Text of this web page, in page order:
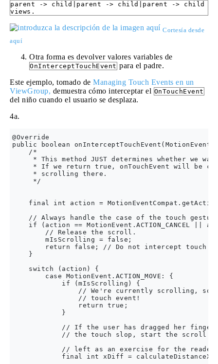
parent -> child|parent -> child|parent -> child
views.
Cortesía desde
aquí
Otra forma es devolver valores variables de
OnInterceptTouchEvent para el padre.
Este ejemplo, tomado de Managing Touch Events en un
ViewGroup, demuestra cómo interceptar el OnTouchEvent
del niño cuando el usuario se desplaza.
4a.
@Override
public boolean onInterceptTouchEvent(MotionEvent
    /*
* This method JUST determines whether we
* If we return true, onTouchEvent will be
     * scrolling there.
     */
final int action =
// Always handle the case of the touch
if (action == MotionEvent.ACTION_CANCEL ||
        // Release the scroll.
        mIsScrolling = false;
return false; // Do not intercept touch
    }
    switch (action) {
        case MotionEvent.ACTION_MOVE: {
            if (mIsScrolling) {
// We're currently scrolling, so
                // touch event!
                return true;
            }
// If the user has dragged her
            // the touch slop, start the scroll
            // left as an exercise for the reader
final int xDiff =